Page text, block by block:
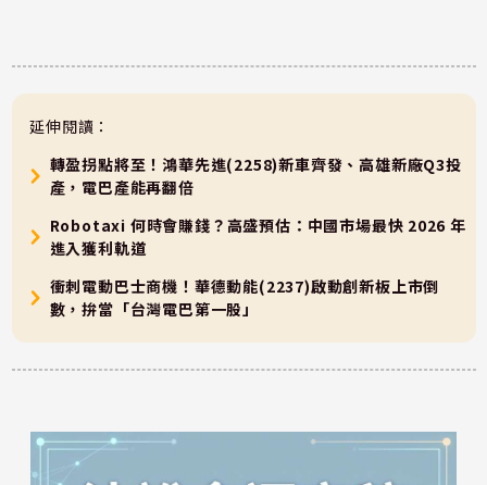
延伸閱讀：
轉盈拐點將至！鴻華先進(2258)新車齊發、高雄新廠Q3投
產，電巴產能再翻倍
Robotaxi 何時會賺錢？高盛預估：中國市場最快 2026 年
進入獲利軌道
衝刺電動巴士商機！華德動能(2237)啟動創新板上市倒
數，拚當「台灣電巴第一股」